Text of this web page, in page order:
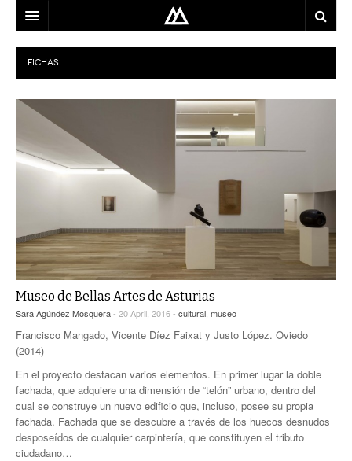
ARQUITECTO
LOCALIZACIÓN
MAPA
EQUIPO
CONTACTO
FICHAS
Museo de Bellas Artes de Asturias
Sara Agúndez Mosquera- 20 April, 2016 - cultural museo
Francisco Mangado, Vicente Díez Faixat y Justo López. Oviedo
(2014)
En el proyecto destacan varios elementos. En primer lugar la doble
fachada, que adquiere una dimensión de “telón” urbano, dentro del
cual se construye un nuevo edificio que, incluso, posee su propia
fachada. Fachada que se descubre a través de los huecos desnudos
desposeídos de cualquier carpintería, que constituyen el tributo
ciudadano…